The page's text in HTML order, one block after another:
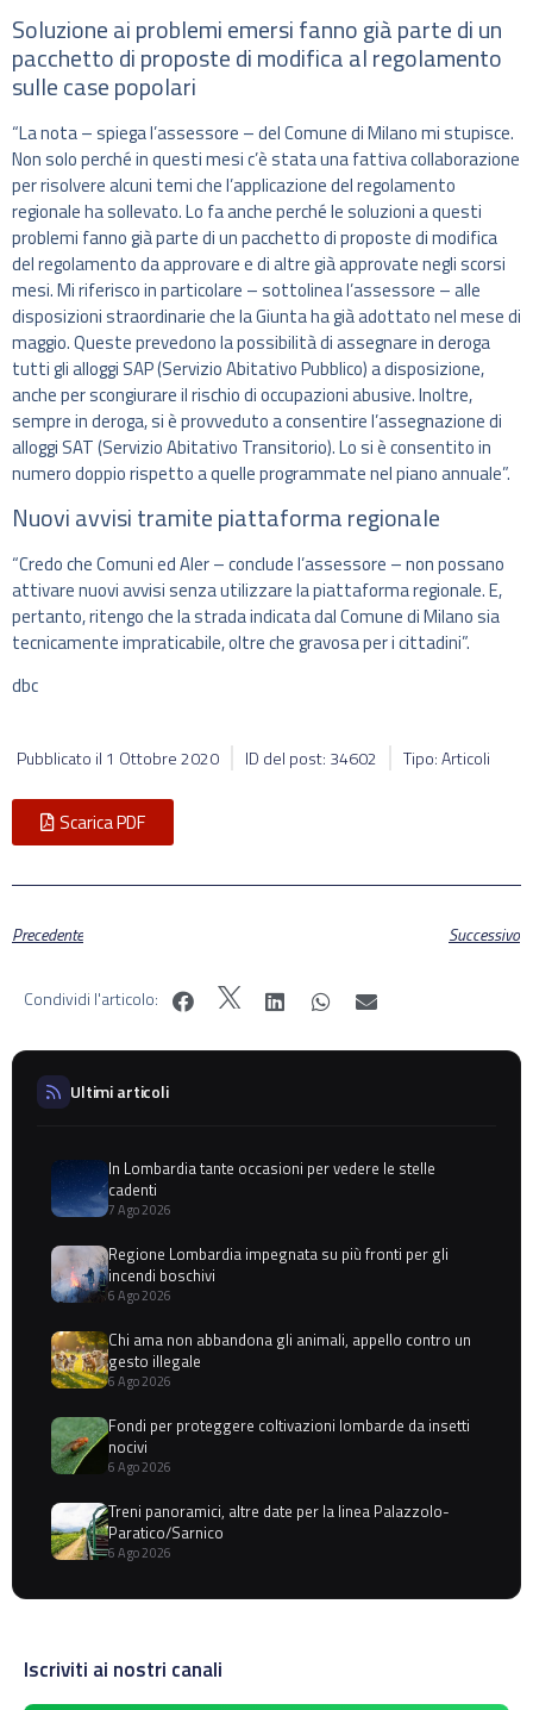
Soluzione ai problemi emersi fanno già parte di un
pacchetto di proposte di modifica al regolamento
sulle case popolari
“La nota – spiega l’assessore – del Comune di Milano mi stupisce.
Non solo perché in questi mesi c’è stata una fattiva collaborazione
per risolvere alcuni temi che l’applicazione del regolamento
regionale ha sollevato. Lo fa anche perché le soluzioni a questi
problemi fanno già parte di un pacchetto di proposte di modifica
del regolamento da approvare e di altre già approvate negli scorsi
mesi. Mi riferisco in particolare – sottolinea l’assessore – alle
disposizioni straordinarie che la Giunta ha già adottato nel mese di
maggio. Queste prevedono la possibilità di assegnare in deroga
tutti gli alloggi SAP (Servizio Abitativo Pubblico) a disposizione,
anche per scongiurare il rischio di occupazioni abusive. Inoltre,
sempre in deroga, si è provveduto a consentire l’assegnazione di
alloggi SAT (Servizio Abitativo Transitorio). Lo si è consentito in
numero doppio rispetto a quelle programmate nel piano annuale”.
Nuovi avvisi tramite piattaforma regionale
“Credo che Comuni ed Aler – conclude l’assessore – non possano
attivare nuovi avvisi senza utilizzare la piattaforma regionale. E,
pertanto, ritengo che la strada indicata dal Comune di Milano sia
tecnicamente impraticabile, oltre che gravosa per i cittadini”.
dbc
Pubblicato il 1 Ottobre 2020 ID del post: 34602 Tipo: Articoli
Scarica PDF
Precedente Successivo
Condividi l'articolo:
Ultimi articoli
In Lombardia tante occasioni per vedere le stelle
cadenti
7 Ago 2026
Regione Lombardia impegnata su più fronti per gli
incendi boschivi
6 Ago 2026
Chi ama non abbandona gli animali, appello contro un
gesto illegale
6 Ago 2026
Fondi per proteggere coltivazioni lombarde da insetti
nocivi
6 Ago 2026
Treni panoramici, altre date per la linea Palazzolo-
Paratico/Sarnico
6 Ago 2026
Iscriviti ai nostri canali